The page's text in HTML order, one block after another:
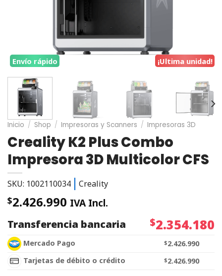
¡Ultima unidad!
Envío rápido
Inicio / Shop / Impresoras y Scanners / Impresoras 3D
Creality K2 Plus Combo
Impresora 3D Multicolor CFS
SKU: 1002110034 Creality
$2.426.990 IVA Incl.
Transferencia bancaria
$2.354.180
Mercado Pago $2.426.990
Tarjetas de débito o crédito
$2.426.990